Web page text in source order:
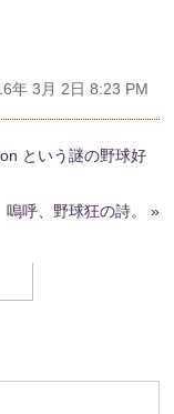
年 3月 2日 8:23 PM
という謎の野球好
嗚呼、野球狂の詩。
»